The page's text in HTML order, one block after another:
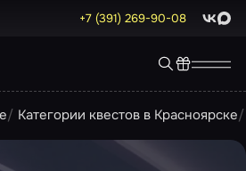
+7 (391) 269-90-08 Max
Категории квестов в Красноярске